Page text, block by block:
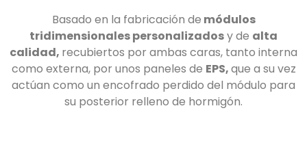
Basado en la fabricación de módulos
tridimensionales personalizadosy de alta
calidad, recubiertos por ambas caras, tanto interna
como externa, por unos paneles de EPS,que a su vez
actúan como un encofrado perdido del módulo para
su posterior relleno de hormigón.